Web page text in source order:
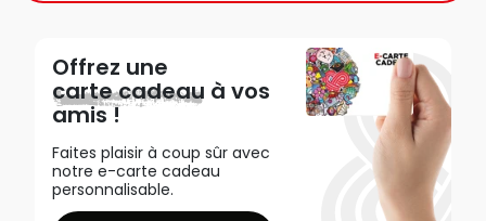
Offrez une
carte cadeau à vos
amis !
Faites plaisir à coup sûr avec
notre e-carte cadeau
personnalisable.